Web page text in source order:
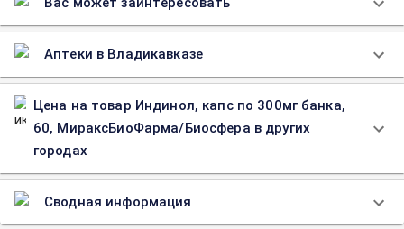
Аптеки в Владикавказе
Цена на товар Индинол, капс по 300мг банка,
60, МираксБиоФарма/Биосфера в других
городах
Сводная информация